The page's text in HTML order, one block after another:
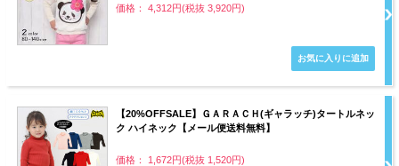
価格： 4,312円(税抜 3,920円)
【20%OFFSALE】ＧＡＲＡＣＨ(ギャラッチ)タートルネッ
ク ハイネック【メール便送料無料】
価格： 1,672円(税抜 1,520円)